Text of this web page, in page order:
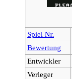
Spiel Nr.
Bewertung
Entwickler
Verleger